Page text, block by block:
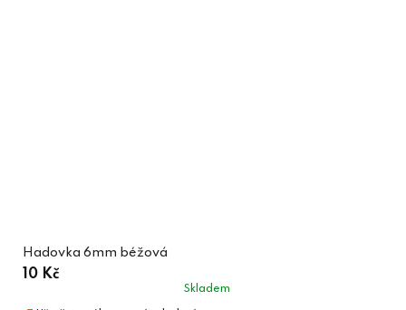
Hadovka 6mm béžová
10 Kč
Skladem